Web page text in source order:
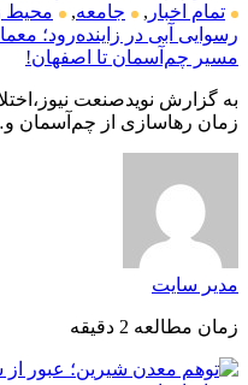
تمام اخبار , جامعه,
محیط
مسیر چم‌آسمان تا اصفهان!
به گزارش نویدصنعت
زمان رهاسازی از چم‌آسمان
مدیر سایت
زمان مطالعه 2 دقیقه